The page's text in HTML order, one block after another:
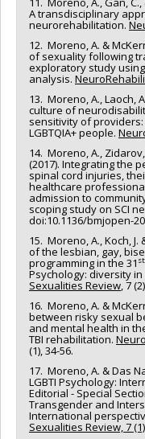
A transdisciplinary
neurorehabilitation.
12. Moreno, A. &
of sexuality following
exploratory study
analysis.
13. Moreno, A., Laoch,
culture of
sensitivity of
LGBTQIA+ people.
14. Moreno, A., Zidarov,
(2017). Integrating the
spinal cord injuries,
healthcare
admission to
scoping study on SCI
doi:10.1136/bmjopen-
15. Moreno, A., Koch, J.
of the lesbian, gay,
programming in the 31 st
Psychology: diversity
Sexualities Review, 7
16. Moreno, A. &
between risky sexual
and mental health in
TBI rehabilitation.
(1), 34-56.
17. Moreno, A. & Das
LGBTI Psychology:
Editorial - Special
Transgender and
International
Sexualities Review, 7 (1)